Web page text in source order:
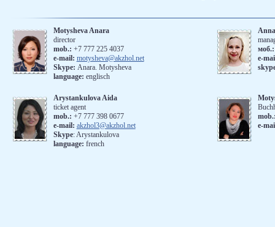
Motysheva Anara
director
mob.: +7 777 225 4037
e-mail: motysheva@akzhol.net
Skype: Anara. Motysheva
language: englisch
е-
Arystankulova Aida
ticket agent
mob.: +7 777 398 0677
e-mail: akzhol3@akzhol.net
Skype: Arystankulova
language: french
e-